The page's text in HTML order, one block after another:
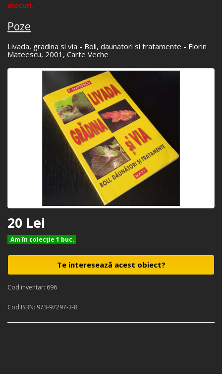
alocuri.
Poze
Livada, gradina si via - Boli, daunatori si tratamente - Florin
Mateescu, 2001, Carte Veche
20 Lei
Am în colecţie 1 buc.
Te interesează acest obiect?
Cod inventar: 696
Cod ISBN: 973-97297-3-8